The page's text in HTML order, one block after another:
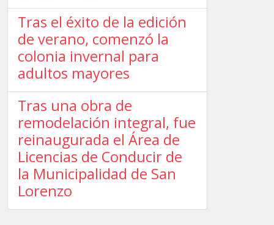
Tras el éxito de la edición
de verano, comenzó la
colonia invernal para
adultos mayores
Tras una obra de
remodelación integral, fue
reinaugurada el Área de
Licencias de Conducir de
la Municipalidad de San
Lorenzo